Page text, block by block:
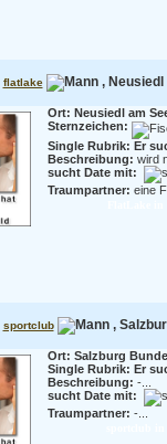
flatlake , Neusiedl
Ort: Neusiedl am
Sternzeichen:
Single Rubrik: Er
Beschreibung: wird
sucht Date mit:
Traumpartner: eine
sportclub ,
Ort: Salzburg
Single Rubrik: Er
Beschreibung: -...
sucht Date mit:
Traumpartner: -...